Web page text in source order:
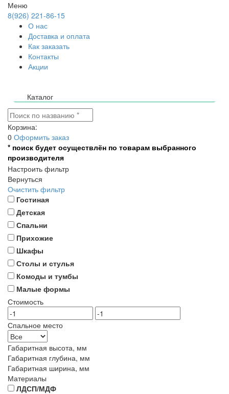
Меню
8(926) 221-86-15
О нас
Доставка и оплата
Как заказать
Контакты
Акции
Каталог
Корзина:
0 Оформить заказ
* поиск будет осуществлён по товарам выбранного
производителя
Настроить фильтр
Вернуться
Очистить фильтр
Гостиная
Детская
Спальни
Прихожие
Шкафы
Столы и стулья
Комоды и тумбы
Малые формы
Стоимость
Спальное место
Габаритная высота, мм
Габаритная глубина, мм
Габаритная ширина, мм
Материалы
ЛДСП/МДФ